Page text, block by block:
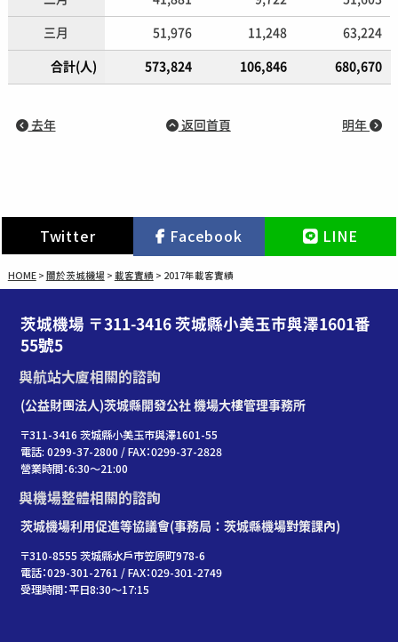
三月 51,976 11,248 63,224
合計(人) 573,824 106,846 680,670
去年 返回首頁 明年
Twitter Facebook LINE
HOME> 關於茨城機場 > 載客實績 > 2017年載客實績
茨城機場 〒311-3416 茨城縣小美玉市與澤1601番
55號5
與航站大廈相關的諮詢
(公益財團法人)茨城縣開發公社 機場大樓管理事務所
〒311-3416 茨城縣小美玉市與澤1601-55
電話: 0299-37-2800 / FAX：0299-37-2828
營業時間：6:30〜21:00
與機場整體相關的諮詢
茨城機場利用促進等協議會(事務局：茨城縣機場對策課內)
〒310-8555 茨城縣水戶市笠原町978-6
電話：029-301-2761 / FAX：029-301-2749
受理時間：平日8:30～17:15